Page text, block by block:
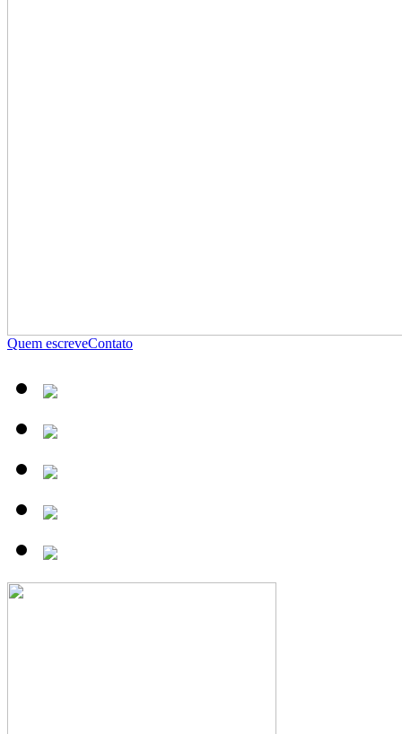
Quem escreveContato